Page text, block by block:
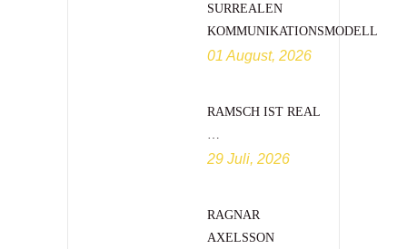
SURREALEN
KOMMUNIKATIONSMODELL
01 August, 2026
RAMSCH IST REAL
29 Juli, 2026
RAGNAR
AXELSSON